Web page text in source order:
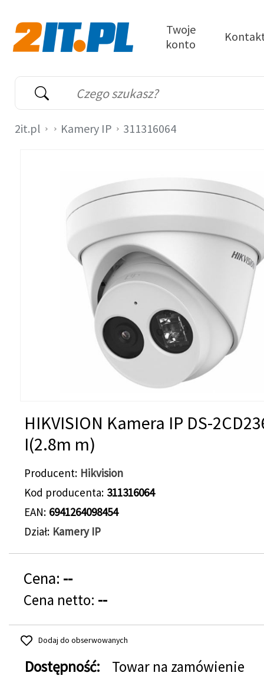
Wyszukiwarka
Słowo kluczowe
Twoje
konto
2it.pl Kamery IP 311316064
HIKVISION Kamera IP DS-
I(2.8m m)
Producent Hikvision
Kod producenta 311316064
EAN 6941264098454
Dział Kamery IP
Cena: --
Cena netto: --
Dodaj do obserwowanych
Dostępność:
Towar na zamówienie